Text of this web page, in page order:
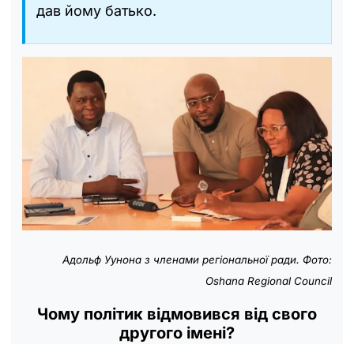
дав йому батько.
Адольф Уунона з членами регіональної ради. Фото:
Oshana Regional Council
Чому політик відмовився від свого
другого імені?